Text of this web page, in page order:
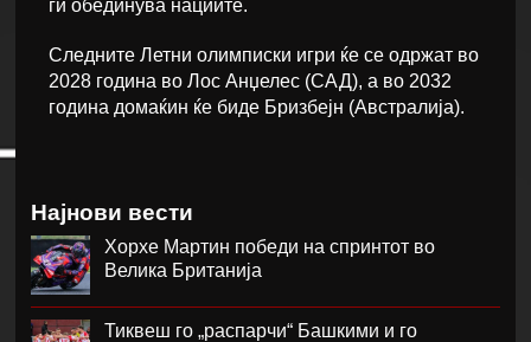
ги обединува нациите.
Следните Летни олимписки игри ќе се одржат во
2028 година во Лос Анџелес (САД), а во 2032
година домаќин ќе биде Бризбејн (Австралија).
Најнови вести
Хорхе Мартин победи на спринтот во
Велика Британија
Тиквеш го „распарчи“ Башкими и го